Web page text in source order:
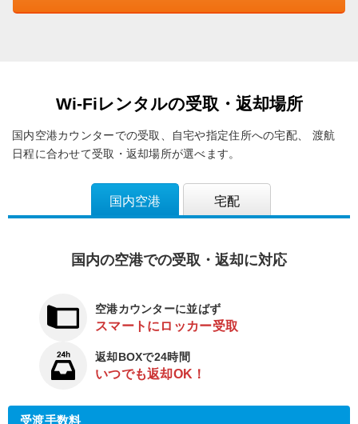
Wi-Fiレンタルの受取・返却場所
国内空港カウンターでの受取、自宅や指定住所への宅配、
渡航
日程に合わせて受取・返却場所が選べます。
国内空港 宅配
国内の空港での受取・返却に対応
空港カウンターに並ばず
スマートにロッカー受取
返却BOXで24時間
いつでも返却OK！
受渡手数料